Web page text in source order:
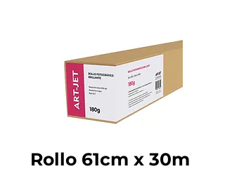
Rollo 61cm x 30m